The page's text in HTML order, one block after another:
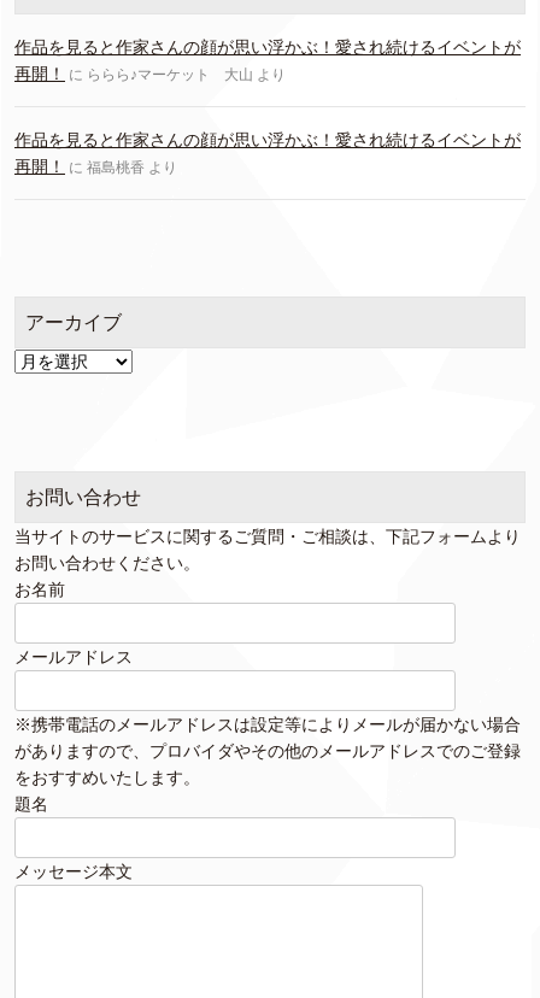
作品を見ると作家さんの顔が思い浮かぶ！愛され続けるイベントが
再開！
に ららら♪マーケット 大山 より
作品を見ると作家さんの顔が思い浮かぶ！愛され続けるイベントが
再開！
に 福島桃香 より
アーカイブ
ア
お問い合わせ
当サイトのサービスに関するご質問・ご相談は、下記フォームより
お問い合わせください。
お名前
メールアドレス
※携帯電話のメールアドレスは設定等によりメールが届かない場合
がありますので、プロバイダやその他のメールアドレスでのご登録
をおすすめいたします。
題名
メッセージ本文